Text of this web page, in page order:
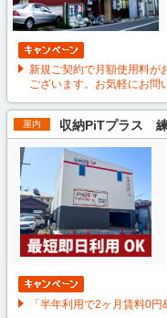
新規ご契約で月額使用料が
ございます。お気軽にお問
屋内 収納PiTプラス
「半年利用で2ヶ月賃料0円